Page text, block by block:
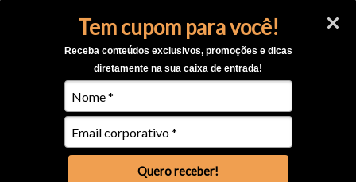
Tem cupom para você!
Receba conteúdos exclusivos, promoções e dicas
diretamente na sua caixa de entrada!
Quero receber!